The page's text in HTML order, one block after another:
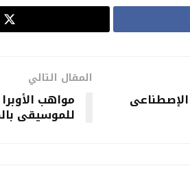
المقال التالي
مواهب
للموسيقى